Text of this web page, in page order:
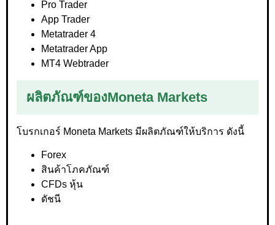
Pro Trader
App Trader
Metatrader 4
Metatrader App
MT4 Webtrader
ผลิตภัณฑ์ของMoneta Markets
โบรกเกอร์ Moneta Markets มีผลิตภัณฑ์ให้บริการ ดังนี้
Forex
สินค้าโภคภัณฑ์
CFDs หุ้น
ดัชนี